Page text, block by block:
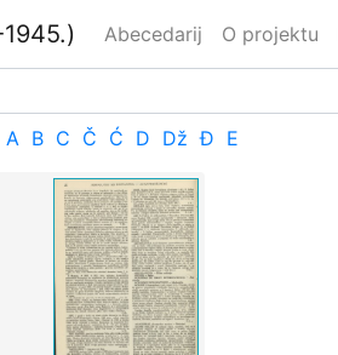
Abecedarij O projektu
A B C Č Ć D Dž Đ E